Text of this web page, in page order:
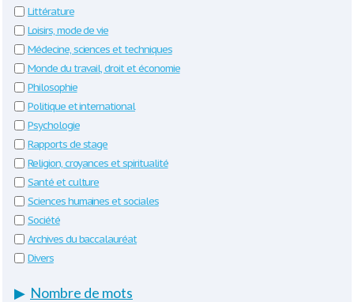
Littérature
Loisirs, mode de vie
Médecine, sciences et techniques
Monde du travail, droit et économie
Philosophie
Politique et international
Psychologie
Rapports de stage
Religion, croyances et spiritualité
Santé et culture
Sciences humaines et sociales
Société
Archives du baccalauréat
Divers
▶ Nombre de mots